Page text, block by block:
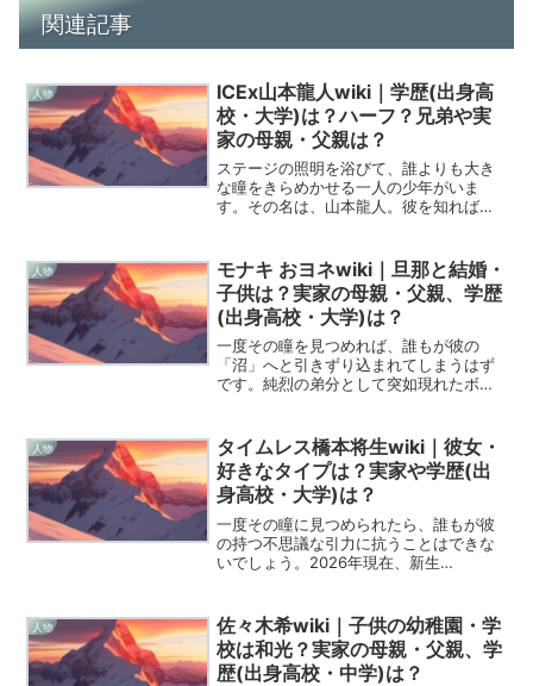
関連記事
人物
ICEx山本龍人wiki｜学歴(出身高
校・大学)は？ハーフ？兄弟や実
家の母親・父親は？
ステージの照明を浴びて、誰よりも大き
な瞳をきらめかせる一人の少年がいま
す。その名は、山本龍人。彼を知れば知
心を動かされずにはいられません。今回
は、今まさに進化を続けてい...
人物
モナキ おヨネwiki｜旦那と結婚・
子供は？実家の母親・父親、学歴
(出身高校・大学)は？
一度その瞳を見つめれば、誰もが彼の
「沼」へと引きずり込まれてしまうはず
です。純烈の弟分として突如現れたボー
て離さないのがイエロー担当のおヨネさ
んですよね。おかっぱ頭を激...
人物
タイムレス橋本将生wiki｜彼女・
好きなタイプは？実家や学歴(出
身高校・大学)は？
一度その瞳に見つめられたら、誰もが彼
の持つ不思議な引力に抗うことはできな
いでしょう。2026年現在、新生
いる橋本将生さん。彼の歩んできた道の
りは、決して平坦なエ...
人物
佐々木希wiki｜子供の幼稚園・学
校は和光？実家の母親・父親、学
歴(出身高校・中学)は？